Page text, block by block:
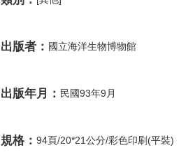
出版者： 國立海洋生物博物館
出版年月： 民國93年9月
規格： 94頁/20*21公分/彩色印刷(平裝)